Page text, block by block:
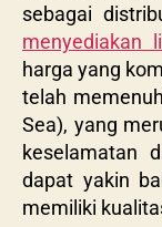
sebagai
menyediakan
harga yang
telah
Sea), yang
keselamatan
dapat yakin
memiliki